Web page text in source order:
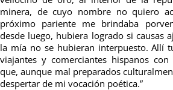
minera, de cuyo nombre no quiero
próximo pariente me brindaba
desde luego, hubiera logrado si causas
la mía no se hubieran interpuesto. Allí
viajantes y comerciantes hispanos con
que, aunque mal preparados
despertar de mi vocación poética.”